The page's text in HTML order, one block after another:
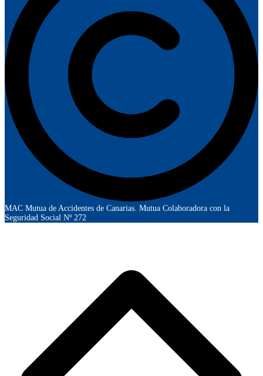
MAC Mutua de Accidentes de Canarias. Mutua Colaboradora con la
Seguridad Social Nº 272